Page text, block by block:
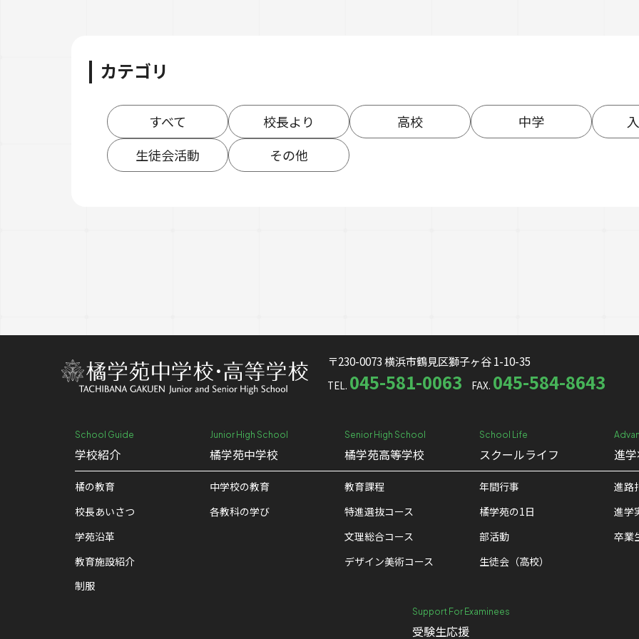
カテゴリ
すべて 校長より 高校 中学
生徒会活動
その他
〒230-0073 横浜市鶴見区獅子ヶ谷 1-10-35
TEL. 045-581-0063 FAX. 045-584-8643
School Guide
学校紹介
橘の教育
校⻑あいさつ
学苑沿革
教育施設紹介
制服
Junior High School
橘学苑中学校
中学校の教育
各教科の学び
Senior High School
橘学苑高等学校
教育課程
特進選抜コース
文理総合コース
デザイン美術コース
School Life
スクールライフ
年間行事
橘学苑の1⽇
部活動
生徒会（高校）
進
進路
進学
卒業
Support For Examinees
受験生応援